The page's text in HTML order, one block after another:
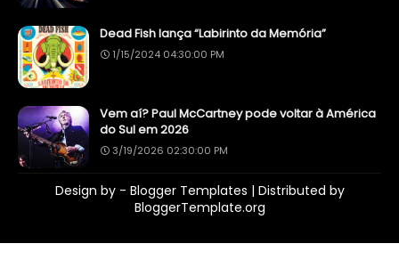
Dead Fish lança “Labirinto da Memória”
1/15/2024 04:30:00 PM
Vem aí? Paul McCartney pode voltar à América
do Sul em 2026
3/19/2026 02:30:00 PM
Design by - Blogger Templates | Distributed by
BloggerTemplate.org